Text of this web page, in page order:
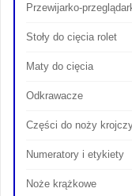
Przewijarko-
Stoły do cięcia rolet
Maty do cięcia
Odkrawacze
Części do noży
Numeratory i etykiety
Noże krążkowe